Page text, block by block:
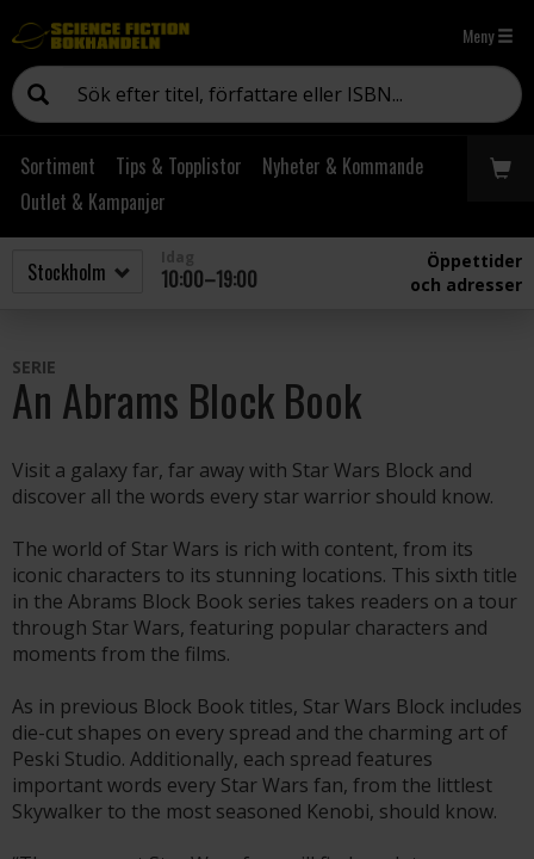
Meny
Sortiment Tips & Topplistor
Nyheter & Kommande
Outlet & Kampanjer
10:00–19:00
Öppettider
och adresser
SERIE
An Abrams Block Book
Visit a galaxy far, far away with Star Wars Block and
discover all the words every star warrior should know.
The world of Star Wars is rich with content, from its
iconic characters to its stunning locations. This sixth title
in the Abrams Block Book series takes readers on a tour
through Star Wars, featuring popular characters and
moments from the films.
As in previous Block Book titles, Star Wars Block includes
die-cut shapes on every spread and the charming art of
Peski Studio. Additionally, each spread features
important words every Star Wars fan, from the littlest
Skywalker to the most seasoned Kenobi, should know.